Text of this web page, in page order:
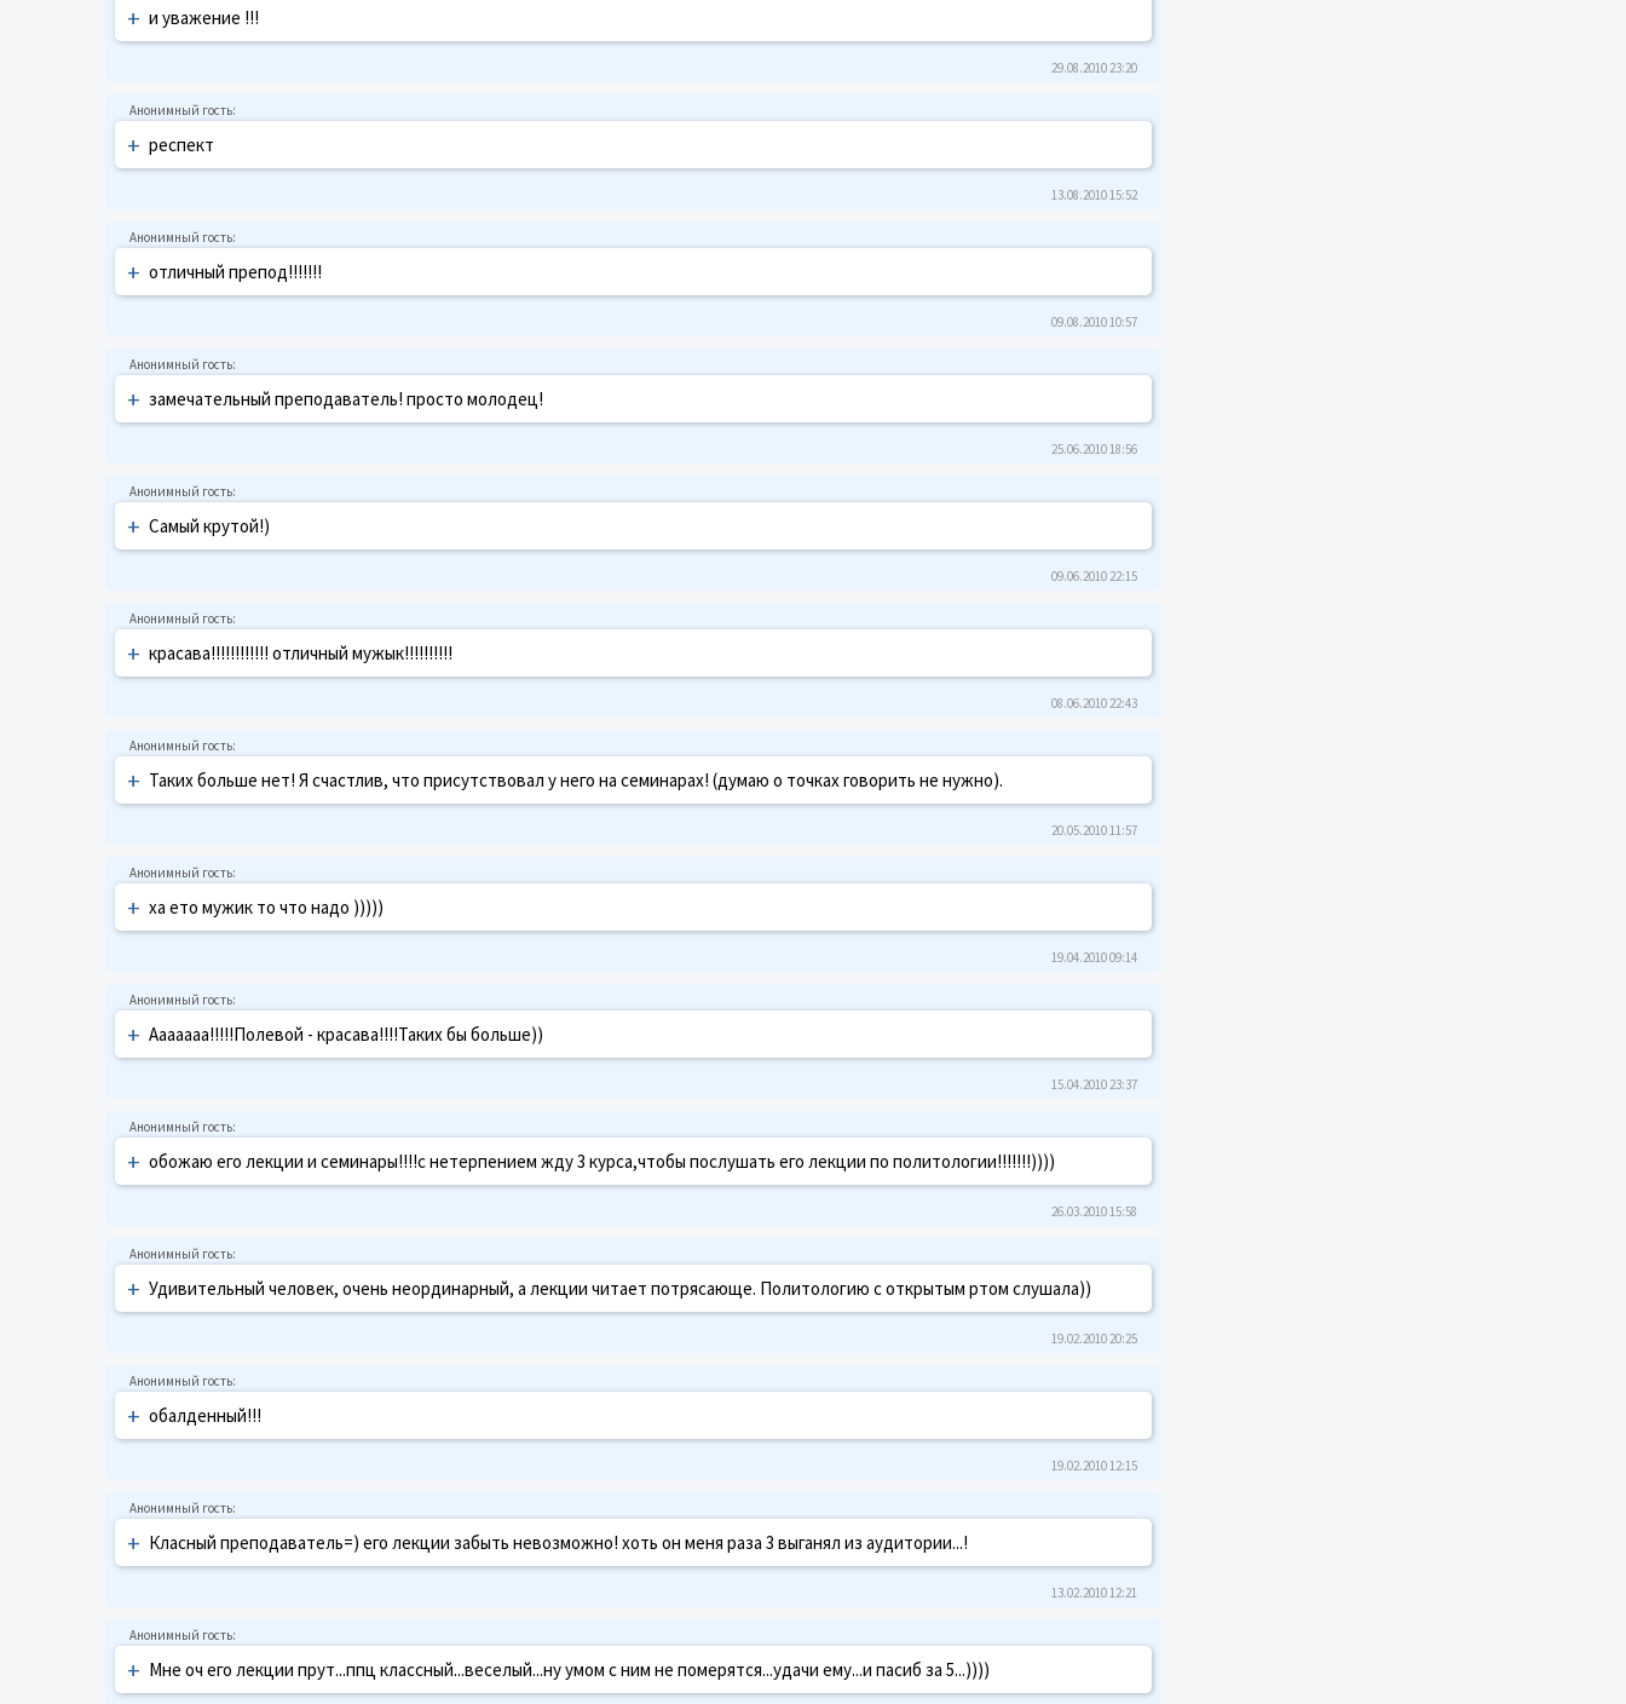
+ и уважение !!!
29.08.2010 23:20
+ респект
13.08.2010 15:52
+ отличный препод!!!!!!!
09.08.2010 10:57
+ замечательный преподаватель! просто молодец!
25.06.2010 18:56
+ Самый крутой!)
09.06.2010 22:15
+ красава!!!!!!!!!!!! отличный мужык!!!!!!!!!!
08.06.2010 22:43
+ Таких больше нет! Я счастлив, что присутствовал у него на семинарах! (думаю о точках говорить не нужно).
20.05.2010 11:57
+ ха ето мужик то что надо )))))
19.04.2010 09:14
+ Ааааааа!!!!!Полевой - красава!!!!Таких бы больше))
15.04.2010 23:37
+ обожаю его лекции и семинары!!!!с нетерпением жду 3 курса,чтобы послушать его лекции по политологии!!!!!!!))))
26.03.2010 15:58
+ Удивительный человек, очень неординарный, а лекции читает потрясающе. Политологию с открытым ртом слушала))
19.02.2010 20:25
+ обалденный!!!
19.02.2010 12:15
+ Класный преподаватель=) его лекции забыть невозможно! хоть он меня раза 3 выганял из аудитории...!
13.02.2010 12:21
+ Мне оч его лекции прут...ппц классный...веселый...ну умом с ним не померятся...удачи ему...и пасиб за 5...))))